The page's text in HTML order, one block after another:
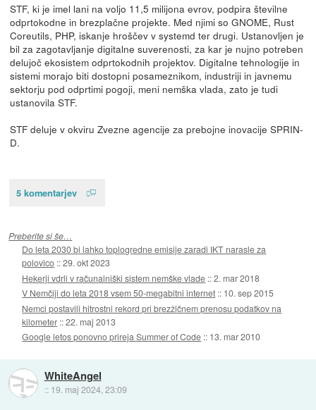
STF, ki je imel lani na voljo 11,5 milijona evrov, podpira številne
odprtokodne in brezplačne projekte. Med njimi so GNOME, Rust
Coreutils, PHP, iskanje hroščev v systemd ter drugi. Ustanovljen je
bil za zagotavljanje digitalne suverenosti, za kar je nujno potreben
delujoč ekosistem odprtokodnih projektov. Digitalne tehnologije in
sistemi morajo biti dostopni posameznikom, industriji in javnemu
sektorju pod odprtimi pogoji, meni nemška vlada, zato je tudi
ustanovila STF.
STF deluje v okviru Zvezne agencije za prebojne inovacije SPRIN-
D.
5 komentarjev
Preberite si še…
Do leta 2030 bi lahko toplogredne emisije zaradi IKT narasle za
polovico ::29. okt 2023
Hekerji vdrli v računalniški sistem nemške vlade ::2. mar 2018
V Nemčiji do leta 2018 vsem 50-megabitni internet :: 10. sep 2015
Nemci postavili hitrostni rekord pri brezžičnem prenosu podatkov na
kilometer ::22. maj 2013
Google letos ponovno prireja Summer of Code :: 13. mar 2010
WhiteAngel
:: 19. maj 2024, 23:09